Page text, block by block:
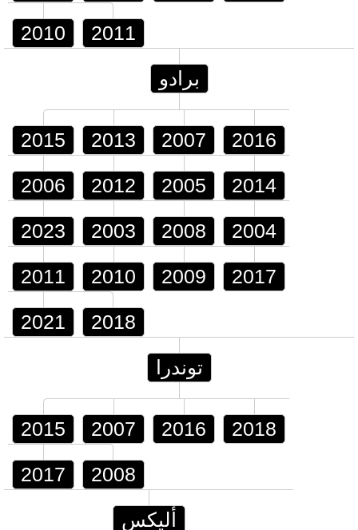
2010 2011
برادو
2015 2013 2007 2016
2006 2012 2005 2014
2023 2003 2008 2004
2011 2010 2009 2017
2021 2018
توندرا
2015 2007 2016 2018
2017 2008
أليكس